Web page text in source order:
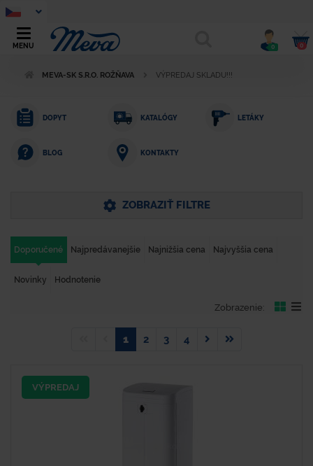
MENU 0 0
MEVA-SK S.R.O. ROŽŇAVA VÝPREDAJ SKLADU!!!
DOPYT KATALÓGY LETÁKY
BLOG KONTAKTY
ZOBRAZIŤ FILTRE
Doporučené Najpredávanejšie Najnižšia cena Najvyššia cena
Novinky Hodnotenie
Zobrazenie:
1 2 3 4
VÝPREDAJ